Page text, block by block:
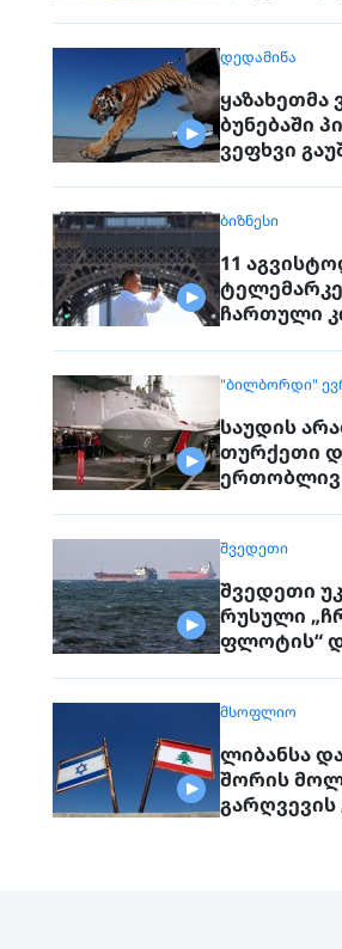
ᲓᲔᲓᲐᲛᲘᲬᲐ
ყაზახეთმა
ბუნებაში
ვეფხვი
გაქრა
ᲑᲘᲖᲜᲔᲡᲘ
11
ჩართული
"ᲑᲘᲚᲑᲝᲠᲓᲘ"
საუდის
თურქეთი
ერთობლივ
ᲨᲕᲔᲓᲔᲗᲘ
შვედეთი
რუსული
ფლოტის“
ᲛᲡᲝᲤᲚᲘᲝ
ლიბანსა
შორის
გარღვევის